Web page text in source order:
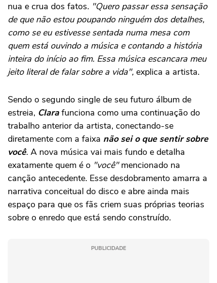
nua e crua dos fatos. "Quero passar essa sensação
de que não estou poupando ninguém dos detalhes,
como se eu estivesse sentada numa mesa com
quem está ouvindo a música e contando a história
inteira do início ao fim. Essa música escancara meu
jeito literal de falar sobre a vida", explica a artista.
Sendo o segundo single de seu futuro álbum de
estreia, Clarafunciona como uma continuação do
trabalho anterior da artista, conectando-se
diretamente com a faixa não sei o que sentir sobre
você. A nova música vai mais fundo e detalha
exatamente quem é o "você"mencionado na
canção antecedente. Esse desdobramento amarra a
narrativa conceitual do disco e abre ainda mais
espaço para que os fãs criem suas próprias teorias
sobre o enredo que está sendo construído.
PUBLICIDADE